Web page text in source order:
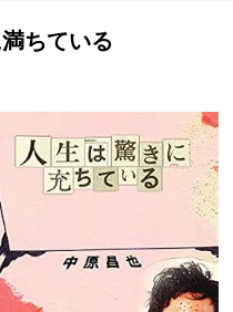
ちている